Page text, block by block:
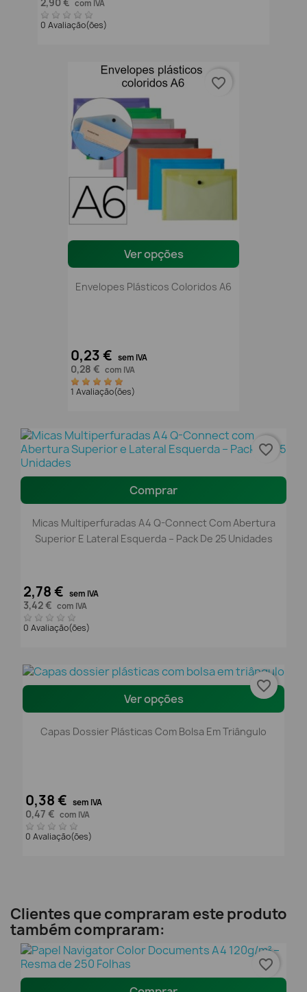
com IVA
0 Avaliação(ões)
Ver opções
Envelopes Plásticos Coloridos A6
0,23 € sem IVA
0,28 € com IVA
1 Avaliação(ões)
favorite_border
Comprar
Micas Multiperfuradas A4 Q-Connect Com Abertura
Superior E Lateral Esquerda – Pack De 25 Unidades
2,78 € sem IVA
3,42 € com IVA
0 Avaliação(ões)
favorite_border
Ver opções
Capas Dossier Plásticas Com Bolsa Em Triângulo
0,38 € sem IVA
0,47 € com IVA
0 Avaliação(ões)
favorite_border
Clientes que compraram este produto
também compraram:
favorite_border